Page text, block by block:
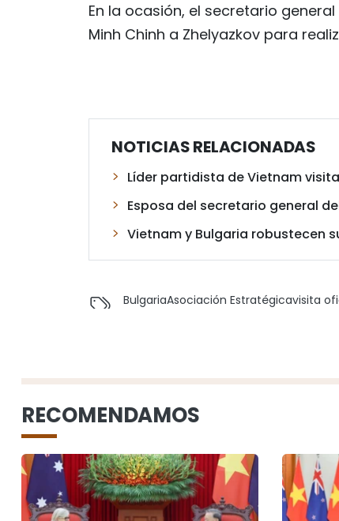
En la ocasión, el secretario
Minh Chinh a Zhelyazkov para
NOTICIAS RELACIONADAS
Líder partidista de Vietnam
Esposa del secretario general
Vietnam y Bulgaria robustecen
BulgariaAsociación Estratégicavisita
RECOMENDAMOS